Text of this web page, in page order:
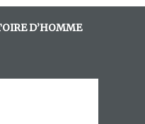
D’HOMME